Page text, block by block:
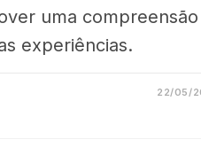
uma compreensão
experiências.
22/05/